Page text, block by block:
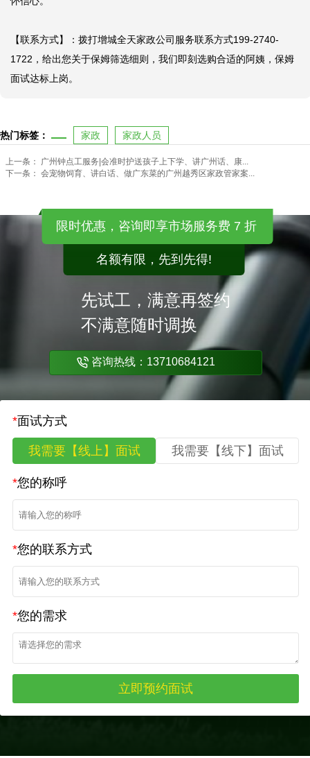
【联系方式】：拨打增城全天家政公司服务联系方式199-2740-
1722，给出您关于保姆筛选细则，我们即刻选购合适的阿姨，保姆
面试达标上岗。
热门标签： 家政 家政人员
上一条：
广州钟点工服务|会准时护送孩子上下学、讲广州话、康...
下一条： 会宠物饲育、讲白话、做广东菜的广州越秀区家政管家案...
限时优惠，咨询即享市场服务费 7 折
名额有限，先到先得!
先试工，满意再签约
不满意随时调换
咨询热线：13710684121
*面试方式
我需要【线上】面试 我需要【线下】面试
*您的称呼
*您的联系方式
*您的需求